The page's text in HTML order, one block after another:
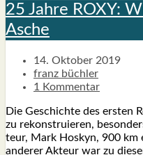
25 Jah­re ROXY:
Asche
14. Oktober 2019
franz büchler
1 Kommentar
Die Geschich­te des ers­ten
zu rekon­stru­ie­ren,
teur, Mark Hos­kyn, 900
ande­rer Akteur war zu